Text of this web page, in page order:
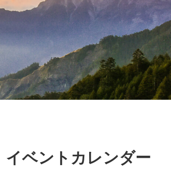
イベントカレンダー